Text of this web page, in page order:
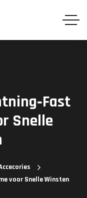
Snelle
voor Snelle Winsten